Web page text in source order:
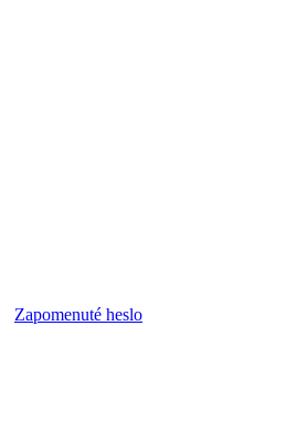
Zapomenuté heslo